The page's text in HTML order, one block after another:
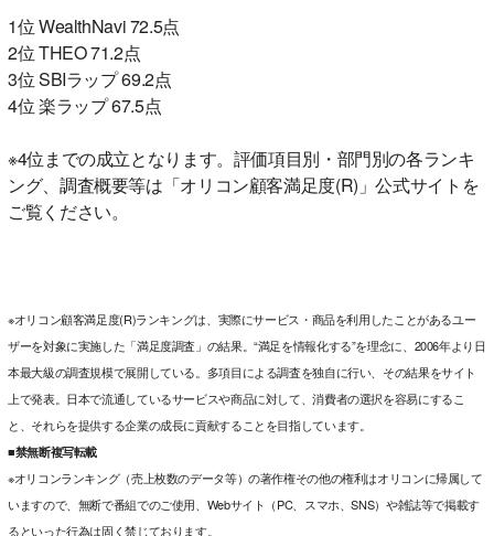
1位 WealthNavi 72.5点
2位 THEO 71.2点
3位 SBIラップ 69.2点
4位 楽ラップ 67.5点
※4位までの成立となります。評価項目別・部門別の各ランキ
ング、調査概要等は「オリコン顧客満足度(R)」公式サイトを
ご覧ください。
※オリコン顧客満足度(R)ランキングは、実際にサービス・商品を利用したことがあるユー
ザーを対象に実施した「満足度調査」の結果。“満足を情報化する”を理念に、2006年より日
本最大級の調査規模で展開している。多項目による調査を独自に行い、その結果をサイト
上で発表。日本で流通しているサービスや商品に対して、消費者の選択を容易にするこ
と、それらを提供する企業の成長に貢献することを目指しています。
■禁無断複写転載
※オリコンランキング（売上枚数のデータ等）の著作権その他の権利はオリコンに帰属して
いますので、無断で番組でのご使用、Webサイト（PC、スマホ、SNS）や雑誌等で掲載す
るといった行為は固く禁じております。